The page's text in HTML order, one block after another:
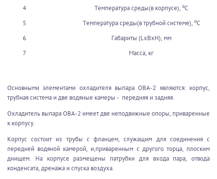
4
Температура среды(в корпусе), oС
5
Температура среды(в трубной системе), oС
6
Габариты (LxBxH), мм
7
Масса, кг
Основными элементами охладителя выпара ОВА-2 являются: корпус,
трубная система и две водяные камеры - передняя и задняя.
Охладитель выпара ОВА-2 имеет две неподвижные опоры, приваренные
к корпусу.
Корпус состоит из трубы с фланцем, служащим для соединения с
передней водяной камерой, и,приваренным с другого торца, плоским
днищем. На корпусе размещены патрубки для входа пара, отвода
конденсата, дренажа и спуска воздуха.